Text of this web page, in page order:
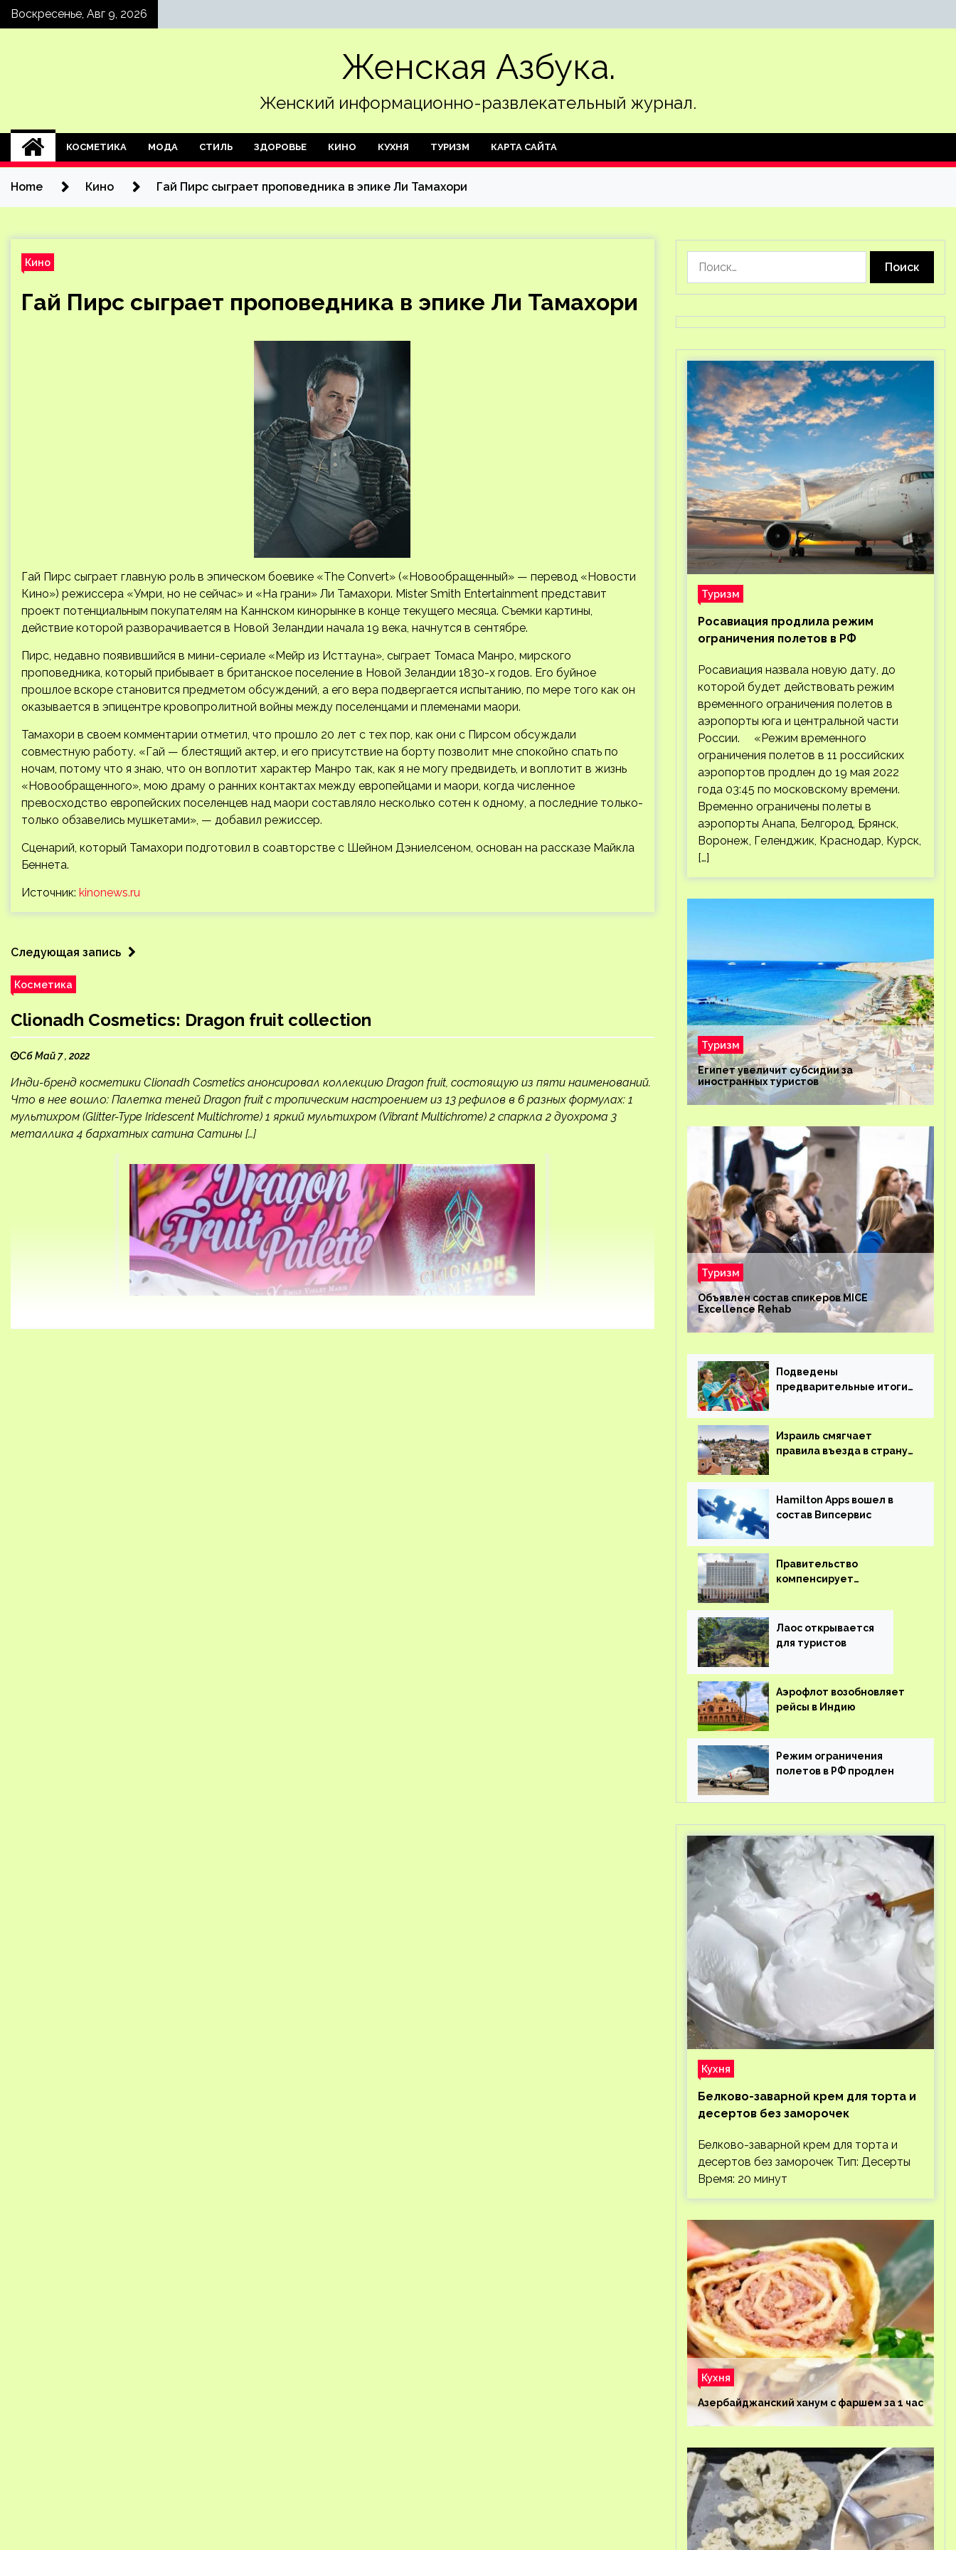
SkipВоскресенье, Авг 9, 2026
Женская Азбука.
Женский информационно-развлекательный журнал.
КОСМЕТИКА МОДА СТИЛЬ ЗДОРОВЬЕ КИНО КУХНЯ ТУРИЗМ КАРТА САЙТА
Home Кино Гай Пирс сыграет проповедника в эпике Ли Тамахори
Кино
Гай Пирс сыграет проповедника в эпике Ли Тамахори
Гай Пирс сыграет главную роль в эпическом боевике «The Convert» («Новообращенный» — перевод «Новости
Кино») режиссера «Умри, но не сейчас» и «На грани» Ли Тамахори. Mister Smith Entertainment представит
проект потенциальным покупателям на Каннском кинорынке в конце текущего месяца. Съемки картины,
действие которой разворачивается в Новой Зеландии начала 19 века, начнутся в сентябре.
Пирс, недавно появившийся в мини-сериале «Мейр из Исттауна», сыграет Томаса Манро, мирского
проповедника, который прибывает в британское поселение в Новой Зеландии 1830-х годов. Его буйное
прошлое вскоре становится предметом обсуждений, а его вера подвергается испытанию, по мере того как он
оказывается в эпицентре кровопролитной войны между поселенцами и племенами маори.
Тамахори в своем комментарии отметил, что прошло 20 лет с тех пор, как они с Пирсом обсуждали
совместную работу. «Гай — блестящий актер, и его присутствие на борту позволит мне спокойно спать по
ночам, потому что я знаю, что он воплотит характер Манро так, как я не могу предвидеть, и воплотит в жизнь
«Новообращенного», мою драму о ранних контактах между европейцами и маори, когда численное
превосходство европейских поселенцев над маори составляло несколько сотен к одному, а последние только-
только обзавелись мушкетами», — добавил режиссер.
Сценарий, который Тамахори подготовил в соавторстве с Шейном Дэниелсеном, основан на рассказе Майкла
Беннета.
Источник: kinonews.ru
Следующая запись
Косметика
Clionadh Cosmetics: Dragon fruit collection
Сб Май 7 , 2022
Инди-бренд косметики Clionadh Cosmetics анонсировал коллекцию Dragon fruit, состоящую из пяти наименований.
Что в нее вошло: Палетка теней Dragon fruit с тропическим настроением из 13 рефилов в 6 разных формулах: 1
мультихром (Glitter-Type Iridescent Multichrome) 1 яркий мультихром (Vibrant Multichrome) 2 спаркла 2 дуохрома 3
металлика 4 бархатных сатина Сатины […]
Туризм
Росавиация продлила режим
ограничения полетов в РФ
Росавиация назвала новую дату, до
которой будет действовать режим
временного ограничения полетов в
аэропорты юга и центральной части
России. «Режим временного
ограничения полетов в 11 российских
аэропортов продлен до 19 мая 2022
года 03:45 по московскому времени.
Временно ограничены полеты в
аэропорты Анапа, Белгород, Брянск,
Воронеж, Геленджик, Краснодар, Курск,
[…]
Туризм
Египет увеличит субсидии за
иностранных туристов
Туризм
Объявлен состав спикеров MICE
Excellence Rehab
Подведены
предварительные итоги
Израиль смягчает
правила въезда в страну
Hamilton Apps вошел в
состав Випсервис
Правительство
компенсирует
на вывоз россиян из-за
рубежа
Лаос открывается
для туристов
Аэрофлот возобновляет
рейсы в Индию
Режим ограничения
полетов в РФ продлен
Кухня
Белково-заварной крем для торта и
десертов без заморочек
Белково-заварной крем для торта и
десертов без заморочек Тип: Десерты
Время: 20 минут
Кухня
Азербайджанский ханум с фаршем за 1 час